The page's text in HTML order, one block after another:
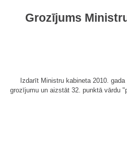
Grozījums
Izdarīt Ministru kabineta 2010.
grozījumu un aizstāt 32. punktā vārdu